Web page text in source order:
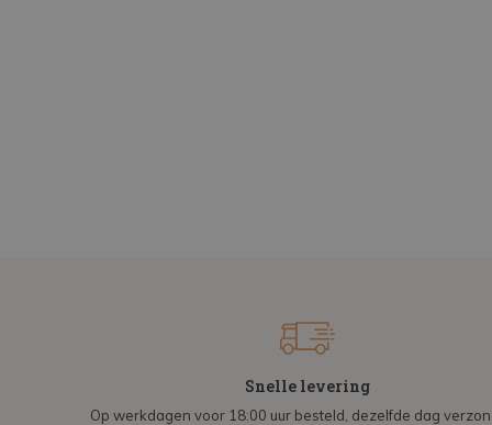
Snelle levering
Op werkdagen voor 18:00 uur besteld, dezelfde dag